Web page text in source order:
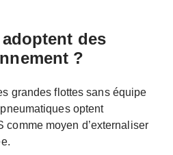
des
?
grandes flottes sans équipe
optent
comme moyen d’externaliser